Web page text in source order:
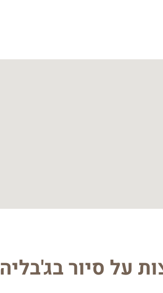
על סיור בג'בליה